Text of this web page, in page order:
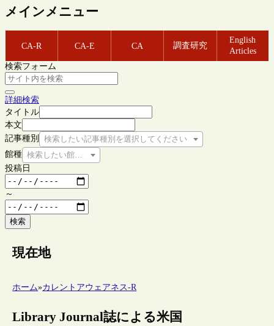
メインメニュー
CA-R CA-E CA 調査研究
English
Articles
検索フォーム
詳細検索
タイトル
本文
記事種別
検索したい記事種別を選択してください
館種 検索したい館種を選択してください
投稿日
～
検索
現在地
ホーム»カレントアウェアネス-R
Library Journal誌による米国